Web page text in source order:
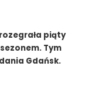
piąty
Tym
Gdańsk.